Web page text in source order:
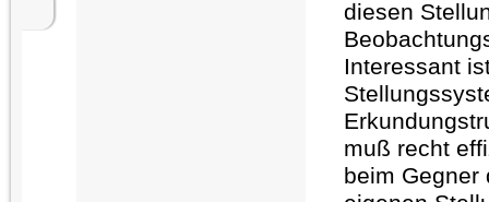
diesen
Interessant
muß recht
beim Gegner